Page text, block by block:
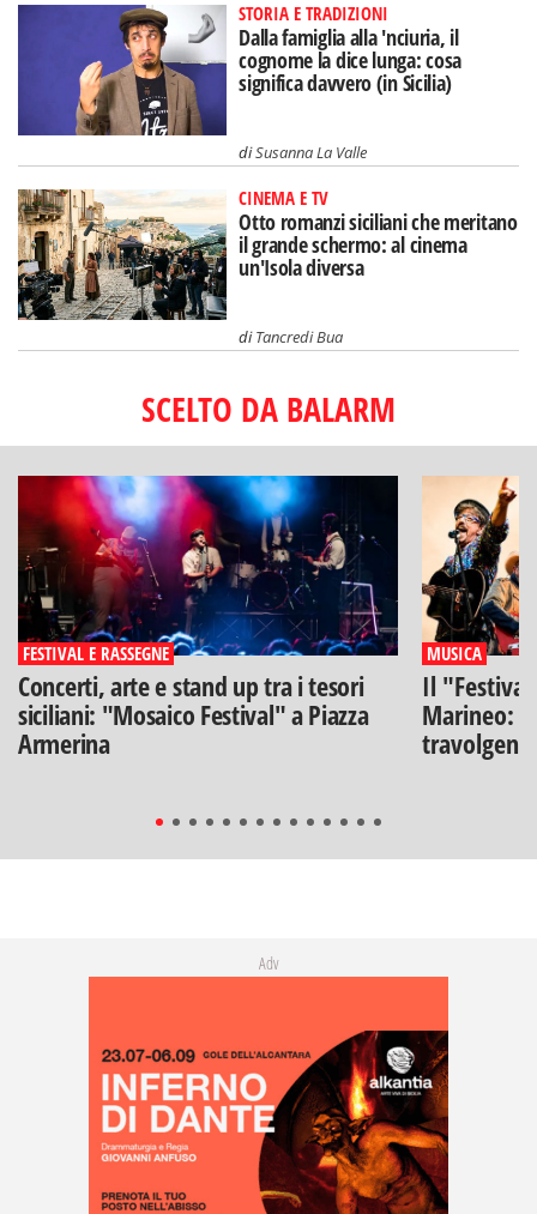
STORIA E TRADIZIONI
Dalla famiglia alla 'nciuria, il
cognome la dice lunga: cosa
significa davvero (in Sicilia)
diSusanna La Valle
CINEMA E TV
Otto romanzi siciliani che meritano
il grande schermo: al cinema
un'Isola diversa
diTancredi Bua
SCELTO DA BALARM
FESTIVAL E RASSEGNE
Concerti, arte e stand up tra i tesori
siciliani: "Mosaico Festival" a Piazza
Armerina
MUSICA
Il
Marineo:
Adv